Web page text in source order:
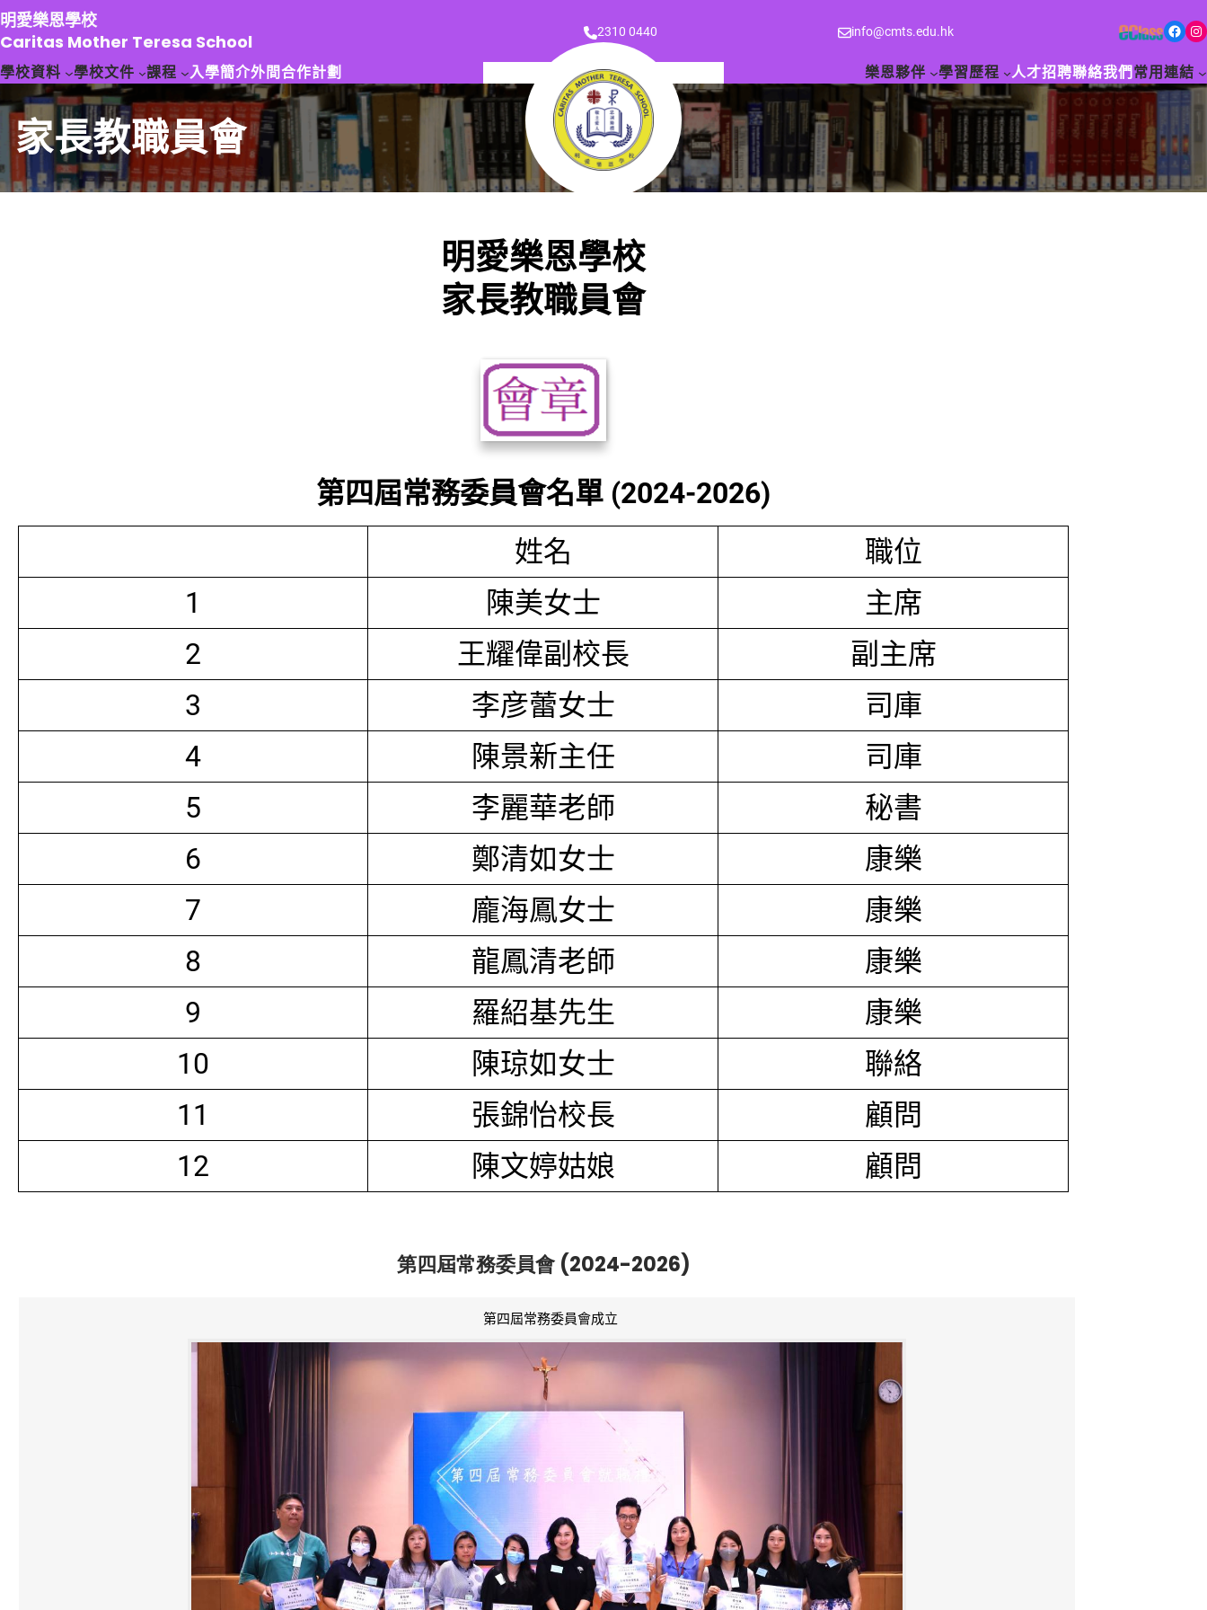
跳
至
主
要
容
明愛樂恩學校
Caritas Mother Teresa School
2310 0440 info@cmts.edu.hk Facebook Instagram
學校資料 學校文件 課程 入學簡介外間合作計劃 樂恩夥伴 學習歷程 人才招聘聯絡我們 常用連結
家長教職員會
明愛樂恩學校
家長教職員會
第四屆常務委員會名單 (2024-2026)
姓名
職位
1
陳美女士
主席
2
王耀偉副校長
副主席
3
李彦蕾女士
司庫
4
陳景新主任
司庫
5
李麗華老師
秘書
6
鄭清如女士
康樂
7
龐海鳳女士
康樂
8
龍鳳清老師
康樂
9
羅紹基先生
康樂
10
陳琼如女士
聯絡
11
張錦怡校長
顧問
12
陳文婷姑娘 顧問
第四屆常務委員會 (2024-2026)
第四屆常務委員會成立